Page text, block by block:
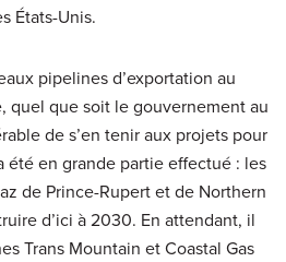
États-Unis.
pipelines d’exportation au
quel que soit le gouvernement au
de s’en tenir aux projets pour
été en grande partie effectué : les
de Prince-Rupert et de Northern
d’ici à 2030. En attendant, il
Trans Mountain et Coastal Gas